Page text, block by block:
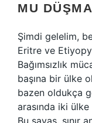
MU
Şimdi gelelim,
Eritre ve
Bağımsızlık
başına bir ülke
bazen oldukça
arasında iki
Bu savaş, sınır